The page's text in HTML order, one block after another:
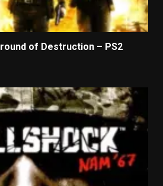
of Destruction – PS2